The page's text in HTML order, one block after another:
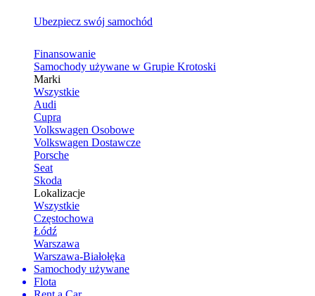
Ubezpiecz swój samochód
Finansowanie
Samochody używane w Grupie Krotoski
Marki
Wszystkie
Audi
Cupra
Volkswagen Osobowe
Volkswagen Dostawcze
Porsche
Seat
Skoda
Lokalizacje
Wszystkie
Częstochowa
Łódź
Warszawa
Warszawa-Białołęka
Samochody używane
Flota